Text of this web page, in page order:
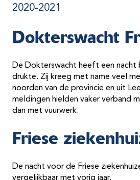
2020-2021
Dokterswacht
De Dokterswacht heeft een nacht
drukte. Zij kreeg met name veel
noorden van de provincie en uit
meldingen hielden vaker verband
dan met vuurwerk.
Friese
De nacht voor de Friese
vergelijkbaar met vorig jaar.